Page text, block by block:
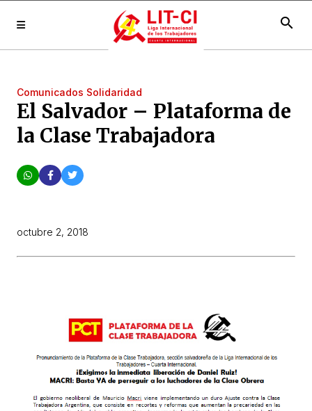
search
Comunicados Solidaridad
El Salvador – Plataforma de
la Clase Trabajadora
octubre 2, 2018